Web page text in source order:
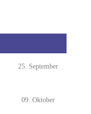
25. September
09. Oktober